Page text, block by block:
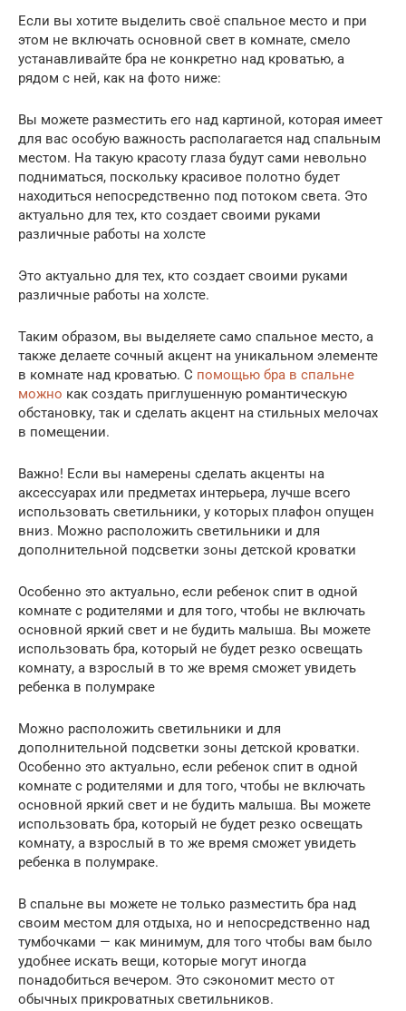
Если вы хотите выделить своё спальное место и при
этом не включать основной свет в комнате, смело
устанавливайте бра не конкретно над кроватью, а
рядом с ней, как на фото ниже:
Вы можете разместить его над картиной, которая имеет
для вас особую важность располагается над спальным
местом. На такую красоту глаза будут сами невольно
подниматься, поскольку красивое полотно будет
находиться непосредственно под потоком света. Это
актуально для тех, кто создает своими руками
различные работы на холсте
Это актуально для тех, кто создает своими руками
различные работы на холсте.
Таким образом, вы выделяете само спальное место, а
также делаете сочный акцент на уникальном элементе
в комнате над кроватью. С помощью бра в спальне
можно как создать приглушенную романтическую
обстановку, так и сделать акцент на стильных мелочах
в помещении.
Важно! Если вы намерены сделать акценты на
аксессуарах или предметах интерьера, лучше всего
использовать светильники, у которых плафон опущен
вниз. Можно расположить светильники и для
дополнительной подсветки зоны детской кроватки
Особенно это актуально, если ребенок спит в одной
комнате с родителями и для того, чтобы не включать
основной яркий свет и не будить малыша. Вы можете
использовать бра, который не будет резко освещать
комнату, а взрослый в то же время сможет увидеть
ребенка в полумраке
Можно расположить светильники и для
дополнительной подсветки зоны детской кроватки.
Особенно это актуально, если ребенок спит в одной
комнате с родителями и для того, чтобы не включать
основной яркий свет и не будить малыша. Вы можете
использовать бра, который не будет резко освещать
комнату, а взрослый в то же время сможет увидеть
ребенка в полумраке.
В спальне вы можете не только разместить бра над
своим местом для отдыха, но и непосредственно над
тумбочками — как минимум, для того чтобы вам было
удобнее искать вещи, которые могут иногда
понадобиться вечером. Это сэкономит место от
обычных прикроватных светильников.